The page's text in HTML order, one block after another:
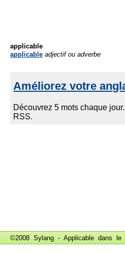
applicable
applicable adjectif ou adverbe
©2008 Sylang - Applicable dans le